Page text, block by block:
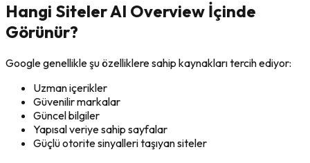
Hangi Siteler AI Overview İçinde
Görünür?
Google genellikle şu özelliklere sahip kaynakları tercih ediyor:
Uzman içerikler
Güvenilir markalar
Güncel bilgiler
Yapısal veriye sahip sayfalar
Güçlü otorite sinyalleri taşıyan siteler